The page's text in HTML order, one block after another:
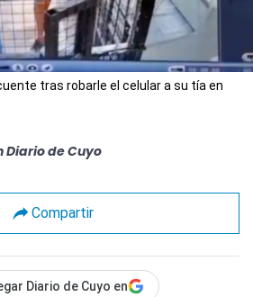
tras robarle el celular a su tía en
Diario de Cuyo
Compartir
Diario de Cuyo en